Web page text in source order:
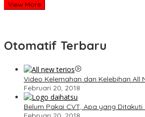
View More
Otomatif Terbaru
Video Kelemahan dan Kelebihan All
Februari 20, 2018
Belum Pakai CVT, Apa yang